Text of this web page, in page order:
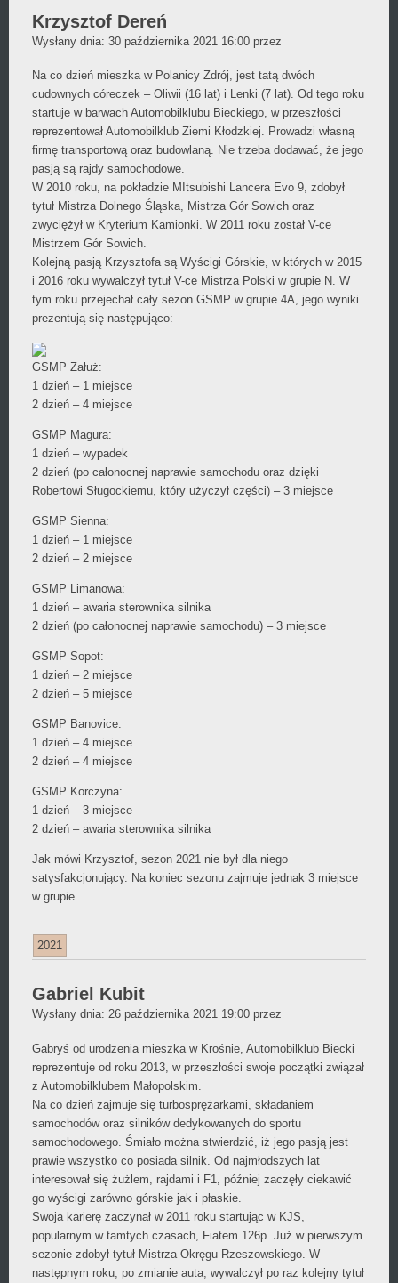
Krzysztof Dereń
Wysłany dnia: 30 października 2021 16:00 przez
Na co dzień mieszka w Polanicy Zdrój, jest tatą dwóch
cudownych córeczek – Oliwii (16 lat) i Lenki (7 lat). Od tego roku
startuje w barwach Automobilklubu Bieckiego, w przeszłości
reprezentował Automobilklub Ziemi Kłodzkiej. Prowadzi własną
firmę transportową oraz budowlaną. Nie trzeba dodawać, że jego
pasją są rajdy samochodowe.
W 2010 roku, na pokładzie MItsubishi Lancera Evo 9, zdobył
tytuł Mistrza Dolnego Śląska, Mistrza Gór Sowich oraz
zwyciężył w Kryterium Kamionki. W 2011 roku został V-ce
Mistrzem Gór Sowich.
Kolejną pasją Krzysztofa są Wyścigi Górskie, w których w 2015
i 2016 roku wywalczył tytuł V-ce Mistrza Polski w grupie N. W
tym roku przejechał cały sezon GSMP w grupie 4A, jego wyniki
prezentują się następująco:
GSMP Załuż:
1 dzień – 1 miejsce
2 dzień – 4 miejsce
GSMP Magura:
1 dzień – wypadek
2 dzień (po całonocnej naprawie samochodu oraz dzięki
Robertowi Sługockiemu, który użyczył części) – 3 miejsce
GSMP Sienna:
1 dzień – 1 miejsce
2 dzień – 2 miejsce
GSMP Limanowa:
1 dzień – awaria sterownika silnika
2 dzień (po całonocnej naprawie samochodu) – 3 miejsce
GSMP Sopot:
1 dzień – 2 miejsce
2 dzień – 5 miejsce
GSMP Banovice:
1 dzień – 4 miejsce
2 dzień – 4 miejsce
GSMP Korczyna:
1 dzień – 3 miejsce
2 dzień – awaria sterownika silnika
Jak mówi Krzysztof, sezon 2021 nie był dla niego
satysfakcjonujący. Na koniec sezonu zajmuje jednak 3 miejsce
w grupie.
2021
Gabriel Kubit
Wysłany dnia: 26 października 2021 19:00 przez
Gabryś od urodzenia mieszka w Krośnie, Automobilklub Biecki
reprezentuje od roku 2013, w przeszłości swoje początki związał
z Automobilklubem Małopolskim.
Na co dzień zajmuje się turbosprężarkami, składaniem
samochodów oraz silników dedykowanych do sportu
samochodowego. Śmiało można stwierdzić, iż jego pasją jest
prawie wszystko co posiada silnik. Od najmłodszych lat
interesował się żużlem, rajdami i F1, później zaczęły ciekawić
go wyścigi zarówno górskie jak i płaskie.
Swoja karierę zaczynał w 2011 roku startując w KJS,
popularnym w tamtych czasach, Fiatem 126p. Już w pierwszym
sezonie zdobył tytuł Mistrza Okręgu Rzeszowskiego. W
następnym roku, po zmianie auta, wywalczył po raz kolejny tytuł